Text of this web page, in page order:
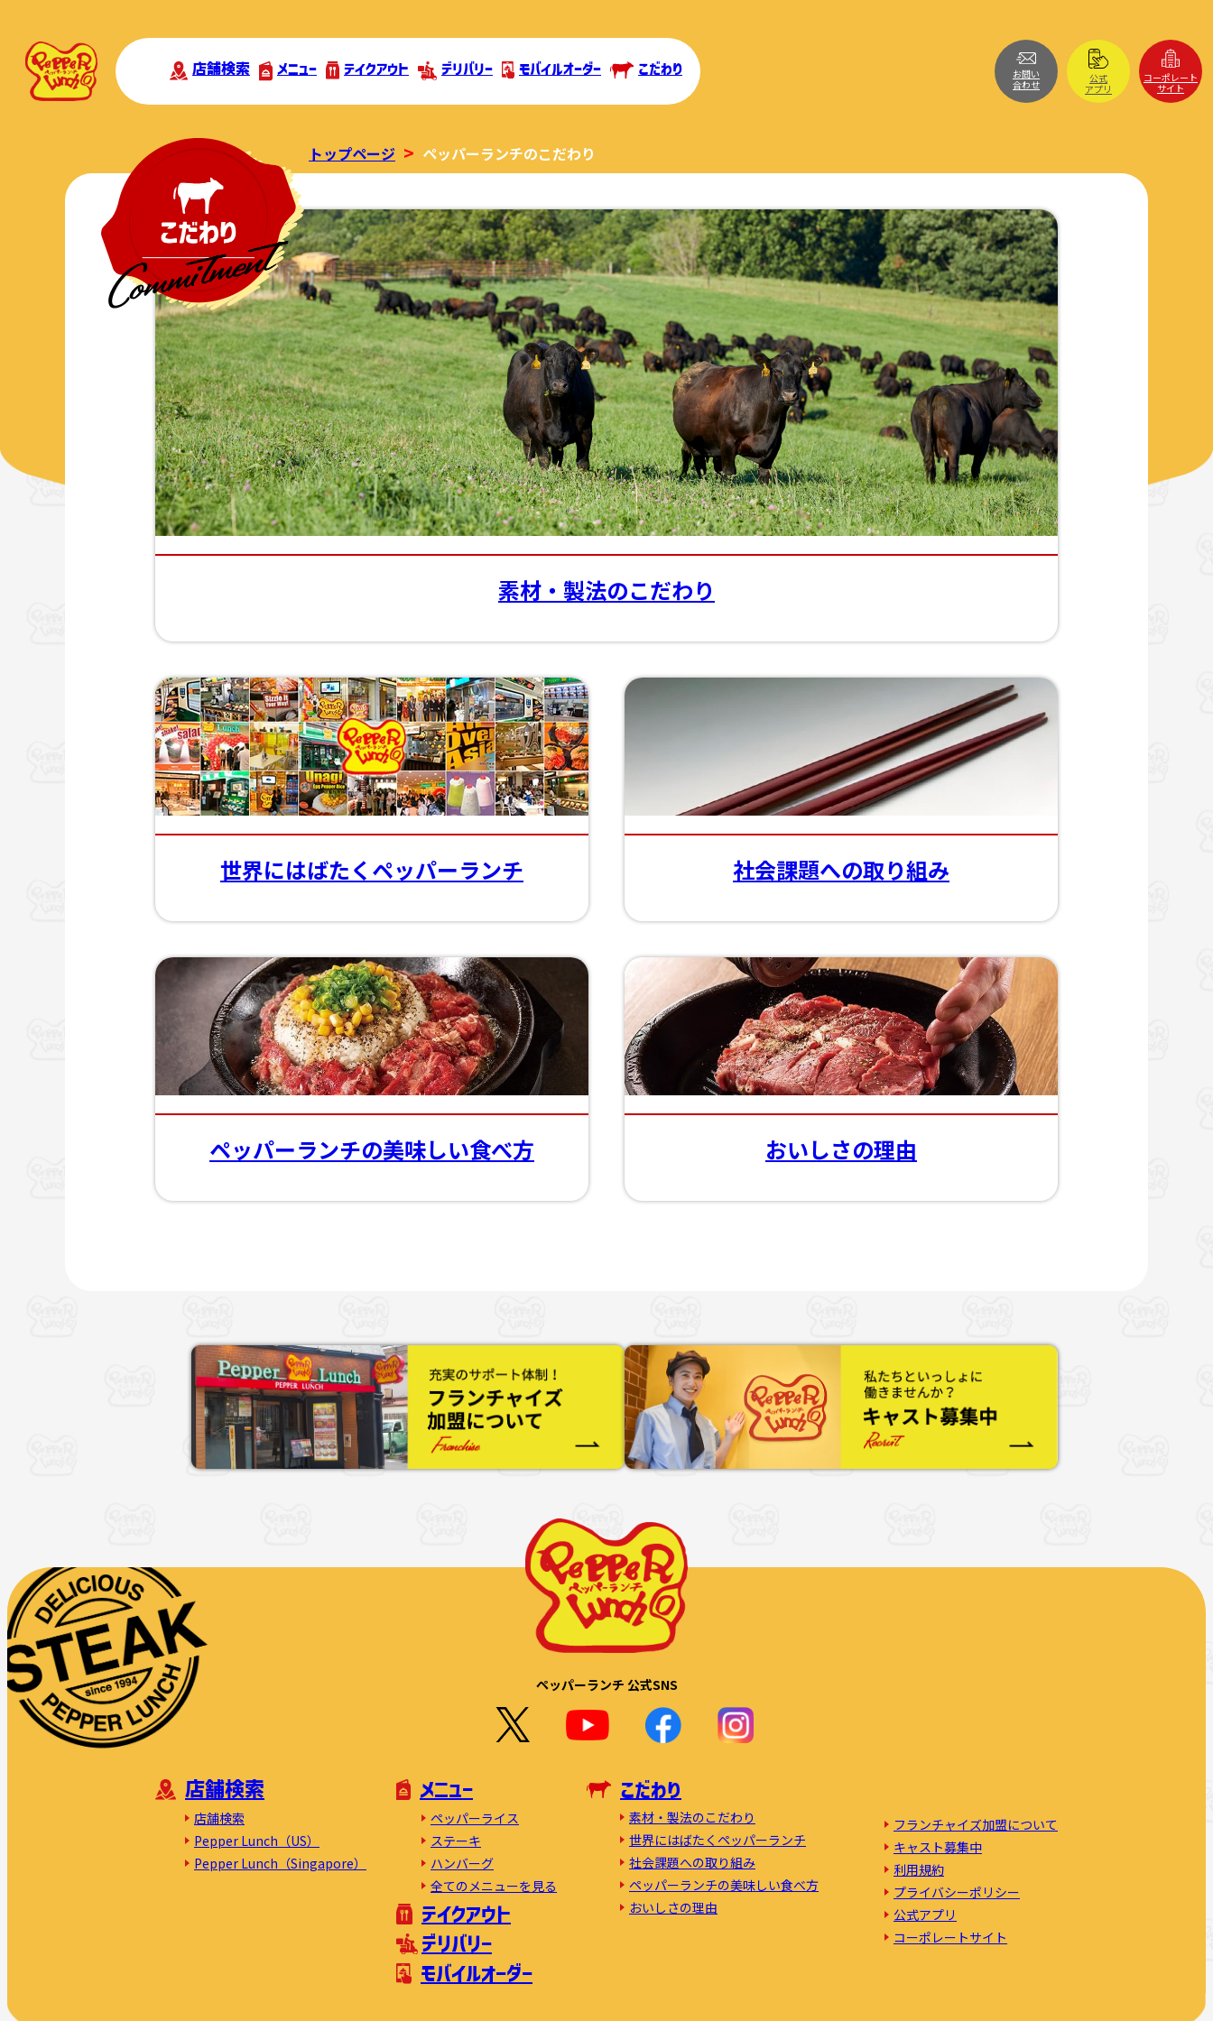
店舗検索 メニュー テイクアウト デリバリー モバイルオーダー こだわり
お問い
合わせ
公式
アプリ
コーポレート
サイト
トップページ ペッパーランチのこだわり
素材・製法のこだわり
世界にはばたくペッパーランチ 社会課題への取り組み
ペッパーランチの美味しい食べ方 おいしさの理由
ペッパーランチ 公式SNS
店舗検索
店舗検索
Pepper Lunch（US）
Pepper Lunch（Singapore）
メニュー
ペッパーライス
ステーキ
ハンバーグ
全てのメニューを見る
テイクアウト
デリバリー
モバイルオーダー
こだわり
素材・製法のこだわり
世界にはばたくペッパーランチ
社会課題への取り組み
ペッパーランチの美味しい食べ方
おいしさの理由
フランチャイズ加盟について
キャスト募集中
利用規約
プライバシーポリシー
公式アプリ
コーポレートサイト